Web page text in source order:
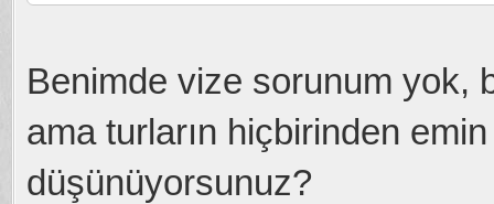
Benimde vize sorunum yok,
ama turların hiçbirinden
düşünüyorsunuz?